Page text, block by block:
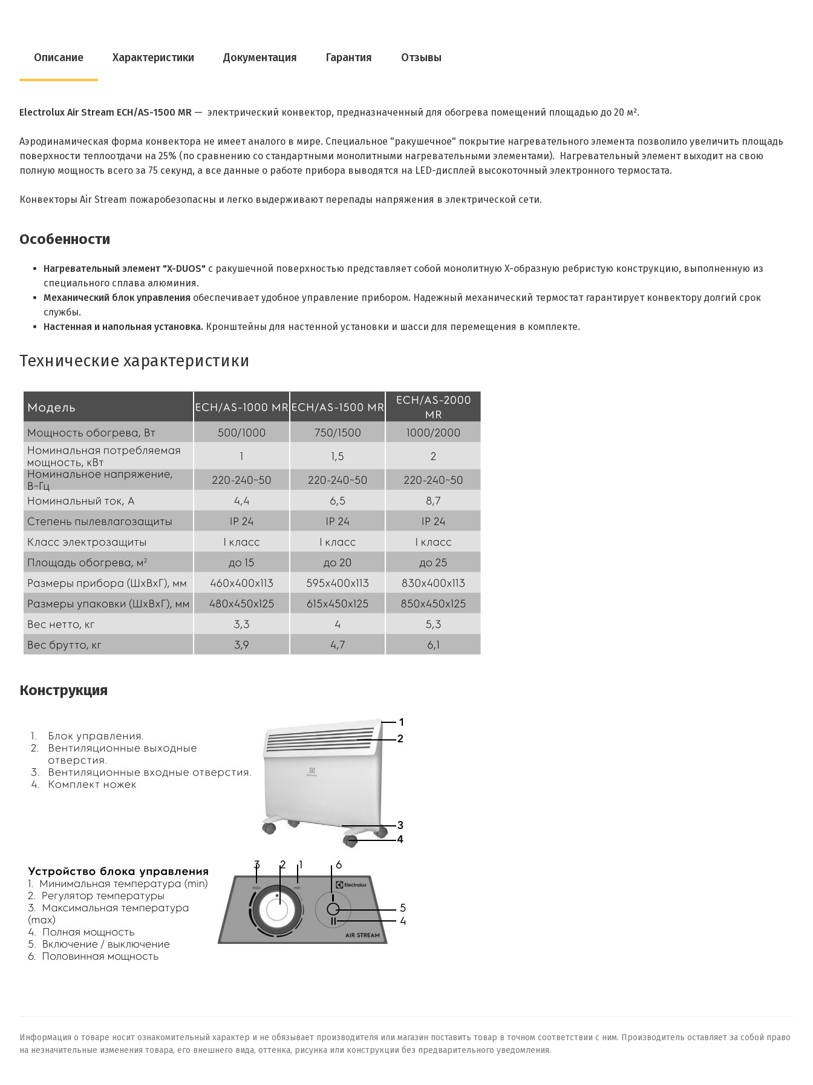
Описание Характеристики Документация Гарантия Отзывы
Electrolux Air Stream ECH/AS-1500 MR — электрический конвектор, предназначенный для обогрева помещений площадью до 20 м².
Аэродинамическая форма конвектора не имеет аналого в мире. Специальное "ракушечное" покрытие нагревательного элемента позволило увеличить площадь
поверхности теплоотдачи на 25% (по сравнению со стандартными монолитными нагревательными элементами). Нагревательный элемент выходит на свою
полную мощность всего за 75 секунд, а все данные о работе прибора выводятся на LED-дисплей высокоточный электронного термостата.
Конвекторы Air Stream пожаробезопасны и легко выдерживают перепады напряжения в электрической сети.
Особенности
Нагревательный элемент "X-DUOS" с ракушечной поверхностью представляет собой монолитную X-образную ребристую конструкцию, выполненную из
специального сплава алюминия.
Механический блок управления обеспечивает удобное управление прибором. Надежный механический термостат гарантирует конвектору долгий срок
службы.
Настенная и напольная установка. Кронштейны для настенной установки и шасси для перемещения в комплекте.
Технические характеристики
Конструкция
Информация о товаре носит ознакомительный характер и не обязывает производителя или магазин поставить товар в точном соответствии с ним. Производитель оставляет за собой право
на незначительные изменения товара, его внешнего вида, оттенка, рисунка или конструкции без предварительного уведомления.